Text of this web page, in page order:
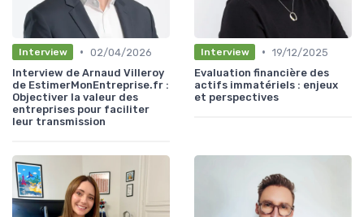
Interview • 02/04/2026
Interview de Arnaud Villeroy
de EstimerMonEntreprise.fr :
Objectiver la valeur des
entreprises pour faciliter
leur transmission
Interview • 19/12/2025
Evaluation financière des
actifs immatériels : enjeux
et perspectives